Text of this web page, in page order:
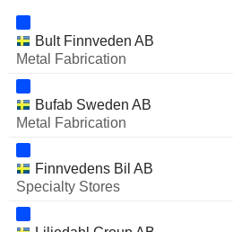
Bult Finnveden AB
Metal Fabrication
Bufab Sweden AB
Metal Fabrication
Finnvedens Bil AB
Specialty Stores